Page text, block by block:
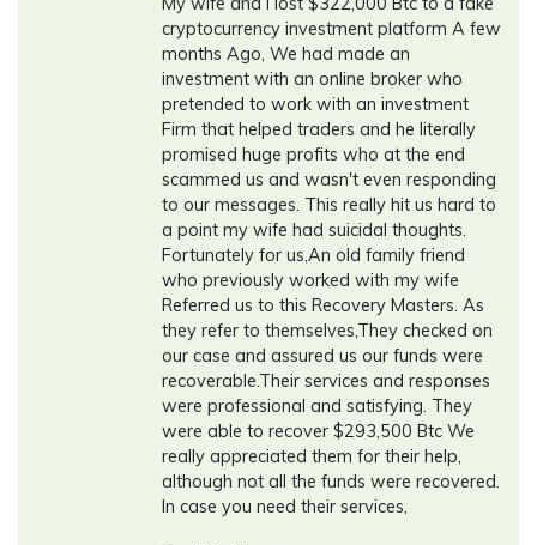
cryptocurrency investment platform A few
months Ago, We had made an
investment with an online broker who
pretended to work with an investment
Firm that helped traders and he literally
promised huge profits who at the end
scammed us and wasn't even responding
to our messages. This really hit us hard to
a point my wife had suicidal thoughts.
Fortunately for us,An old family friend
who previously worked with my wife
Referred us to this Recovery Masters. As
they refer to themselves,They checked on
our case and assured us our funds were
recoverable.Their services and responses
were professional and satisfying. They
were able to recover $293,500 Btc We
really appreciated them for their help,
although not all the funds were recovered.
In case you need their services,